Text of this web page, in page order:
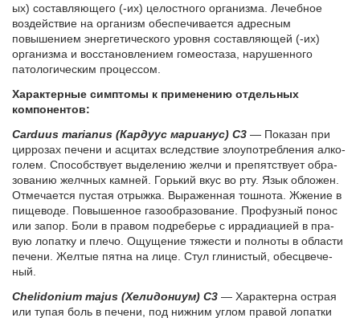
ых) составляющего (-их) целостного организма. Лечебное
воздействие на организм обеспечивается адресным
повышением энергетического уровня составляющей (-их)
организма и восстановлением гомеостаза, нарушенного
патологическим процессом.
Характерные симптомы к применению отдельных
компонентов:
Carduus marianus (Кар­ду­ус ма­ри­а­нус) C3 — По­ка­зан при
цир­ро­зах пе­че­ни и ас­ци­тах вслед­ствие зло­упо­треб­ле­ния ал­ко­
го­лем. Спо­соб­ству­ет вы­де­ле­нию жел­чи и пре­пят­ству­ет об­ра­
зо­ва­нию желч­ных кам­ней. Горь­кий вкус во рту. Язык об­ло­жен.
От­ме­ча­ет­ся пу­стая от­рыж­ка. Вы­ра­жен­ная тош­но­та. Жже­ние в
пи­ще­во­де. По­вы­шен­ное га­зо­об­ра­зо­ва­ние. Про­фуз­ный по­нос
или за­пор. Бо­ли в пра­вом подре­бе­рье с ир­ра­ди­а­ци­ей в пра­
вую ло­пат­ку и пле­чо. Ощу­ще­ние тя­же­сти и пол­но­ты в об­ла­сти
пе­че­ни. Жел­тые пят­на на ли­це. Стул гли­ни­стый, обес­цве­че­
ный.
Chelidonium majus (Хе­ли­до­ни­ум) С3 — Ха­рак­тер­на острая
или ту­пая боль в пе­че­ни, под ниж­ним уг­лом пра­вой ло­пат­ки